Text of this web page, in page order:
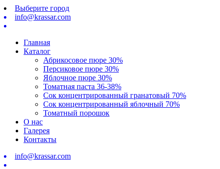
Выберите город
info@krassar.com
Главная
Каталог
Абрикосовое пюре 30%
Персиковое пюрe 30%
Яблочное пюре 30%
Томатная паста 36-38%
Сок концентрированный гранатовый 70%
Сок концентрированный яблочный 70%
Томатный порошок
О нас
Галерея
Контакты
info@krassar.com